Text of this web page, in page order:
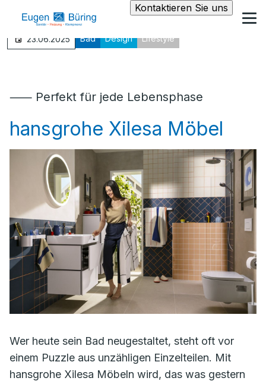
Kontaktieren Sie uns
23.06.2025 Bad Design Lifestyle
⸺ Perfekt für jede Lebensphase
hansgrohe Xilesa Möbel
Wer heute sein Bad neugestaltet, steht oft vor
einem Puzzle aus unzähligen Einzelteilen. Mit
hansgrohe Xilesa Möbeln wird, das was gestern